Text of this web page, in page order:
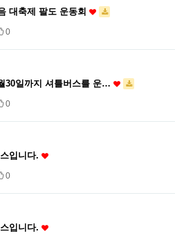
대축제 팔도 운동회
0
30일까지 셔틀버스를 운…
0
입니다.
0
입니다.